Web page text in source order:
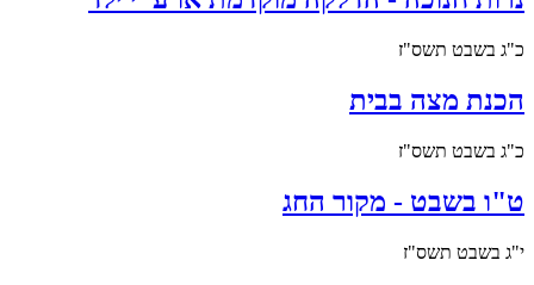
כ"ג בשבט תשס"ז
הכנת מצה בבית
כ"ג בשבט תשס"ז
ט"ו בשבט - מקור החג
י"ג בשבט תשס"ז